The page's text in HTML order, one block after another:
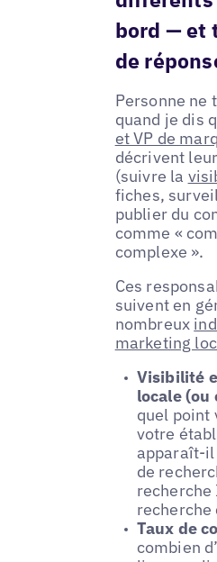
bord — et
de
Personne ne
quand je dis
et VP de
décrivent
(suivre la
fiches,
publier du
comme «
complexe ».
Ces
suivent en
nombreux
marketing
Visibilité
locale (ou
quel point
votre
apparaît-il
de
recherche
Taux de
combien